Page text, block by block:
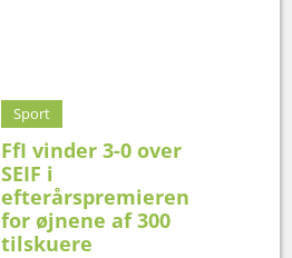
Sport
FfI vinder 3-0 over
SEIF i
efterårspremieren
for øjnene af 300
tilskuere